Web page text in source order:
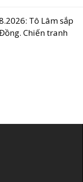
Tô Lâm sắp
Chiến tranh